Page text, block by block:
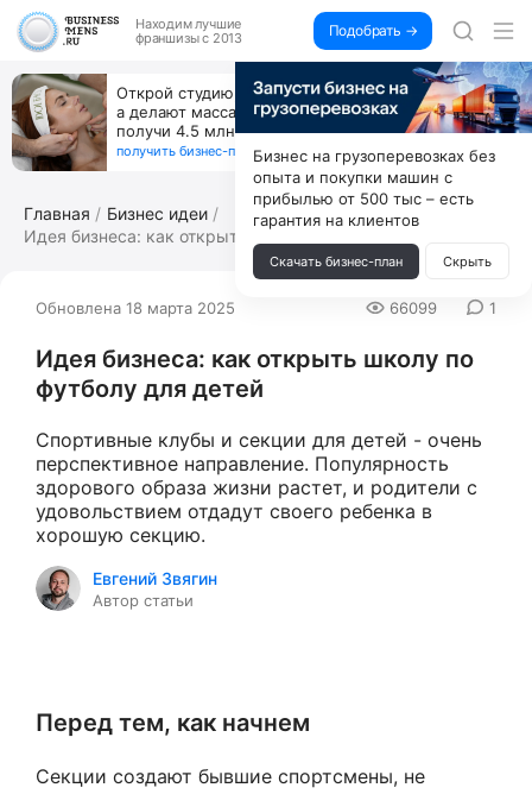
Находим лучшие
франшизы с 2013
Подобрать →
Открой студию, где не колют и не режут,
а делают массаж лица руками и в первый же год
получи 4.5 млн
получить бизнес-план ↓
Главная
Бизнес идеи
Идея бизнеса: как открыть школу по фу...
Обновлена 18 марта 2025 66099 1
Идея бизнеса: как открыть школу по
футболу для детей
Спортивные клубы и секции для детей - очень
перспективное направление. Популярность
здорового образа жизни растет, и родители с
удовольствием отдадут своего ребенка в
хорошую секцию.
Евгений Звягин
Автор статьи
Перед тем, как начнем
Секции создают бывшие спортсмены, не
Бизнес на грузоперевозках без
опыта и покупки машин с
прибылью от 500 тыс – есть
гарантия на клиентов
Скачать бизнес-план Скрыть